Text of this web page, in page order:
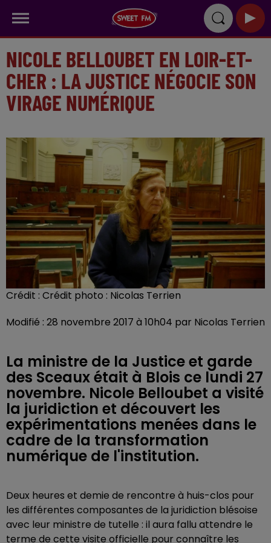
NICOLE BELLOUBET EN LOIR-ET-
CHER : LA JUSTICE NÉGOCIE SON
VIRAGE NUMÉRIQUE
Crédit : Crédit photo : Nicolas Terrien
Modifié : 28 novembre 2017 à 10h04 par Nicolas Terrien
La ministre de la Justice et garde
des Sceaux était à Blois ce lundi 27
novembre. Nicole Belloubet a visité
la juridiction et découvert les
expérimentations menées dans le
cadre de la transformation
numérique de l'institution.
Deux heures et demie de rencontre à huis-clos pour
les différentes composantes de la juridiction blésoise
avec leur ministre de tutelle : il aura fallu attendre le
terme de cette visite officielle pour connaître les